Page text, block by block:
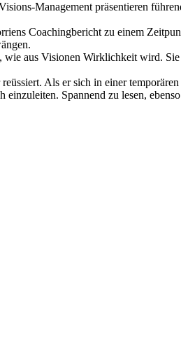
Management präsentieren
Coachingbericht zu einem
aus Visionen Wirklichkeit wird.
Als er sich in einer
Spannend zu lesen,